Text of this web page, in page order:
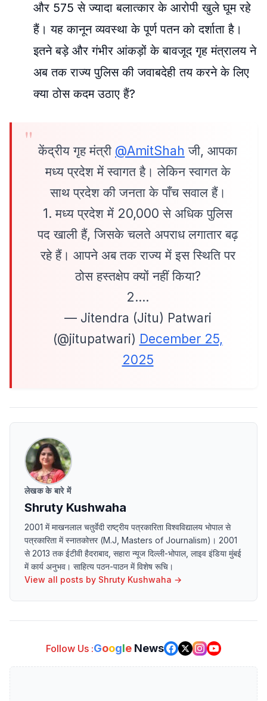
और 575 से ज्यादा बलात्कार के आरोपी खुले घूम रहे
हैं। यह कानून व्यवस्था के पूर्ण पतन को दर्शाता है।
इतने बड़े और गंभीर आंकड़ों के बावजूद गृह मंत्रालय ने
अब तक राज्य पुलिस की जवाबदेही तय करने के लिए
क्या ठोस कदम उठाए हैं?
केंद्रीय गृह मंत्री @AmitShah जी, आपका
मध्य प्रदेश में स्वागत है। लेकिन स्वागत के
साथ प्रदेश की जनता के पाँच सवाल हैं।
1. मध्य प्रदेश में 20,000 से अधिक पुलिस
पद खाली हैं, जिसके चलते अपराध लगातार बढ़
रहे हैं। आपने अब तक राज्य में इस स्थिति पर
ठोस हस्तक्षेप क्यों नहीं किया?
2.…
— Jitendra (Jitu) Patwari
(@jitupatwari) December 25,
2025
लेखक के बारे में
Shruty Kushwaha
2001 में माखनलाल चतुर्वेदी राष्ट्रीय पत्रकारिता विश्वविद्यालय भोपाल से
पत्रकारिता में स्नातकोत्तर (M.J, Masters of Journalism)। 2001
से 2013 तक ईटीवी हैदराबाद, सहारा न्यूज दिल्ली-भोपाल, लाइव इंडिया मुंबई
में कार्य अनुभव। साहित्य पठन-पाठन में विशेष रूचि।
View all posts by Shruty Kushwaha →
Follow Us :Google News